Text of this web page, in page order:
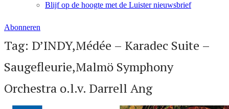
Blijf op de hoogte met de Luister nieuwsbrief
Abonneren
Tag: D’INDY,Médée – Karadec Suite –
Saugefleurie,Malmö Symphony
Orchestra o.l.v. Darrell Ang